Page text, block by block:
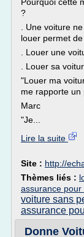
?
. Une voiture
louer permet
. Louer une
. Louer sa
"Louer ma
me rapporte un
Marc
"Je...
Lire la suite
Site : http://
Thèmes liés :
assurance
voiture sans
assurance
Donne